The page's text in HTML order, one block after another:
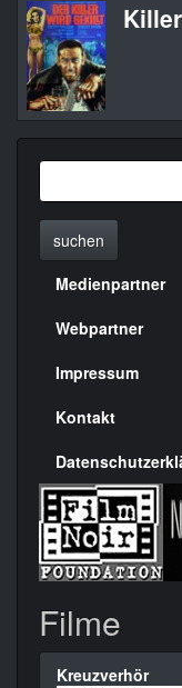
suchen
Menülinks
rechte
Seite
Medienpartner
Webpartner
Impressum
Kontakt
Filme
Kreuzverhör